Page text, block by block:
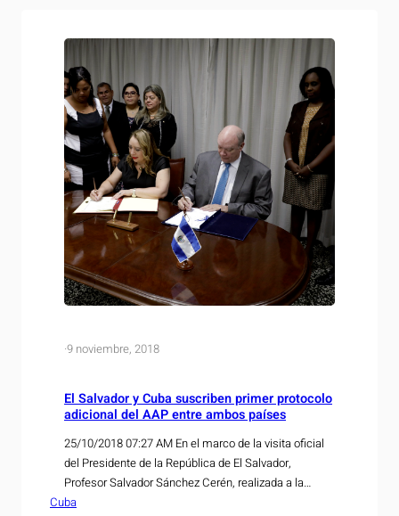
·9 noviembre, 2018
El Salvador y Cuba suscriben primer protocolo
adicional del AAP entre ambos países
25/10/2018 07:27 AM En el marco de la visita oficial
del Presidente de la República de El Salvador,
Profesor Salvador Sánchez Cerén, realizada a la
República de Cuba, durante los días 24 al 26 de
Cuba